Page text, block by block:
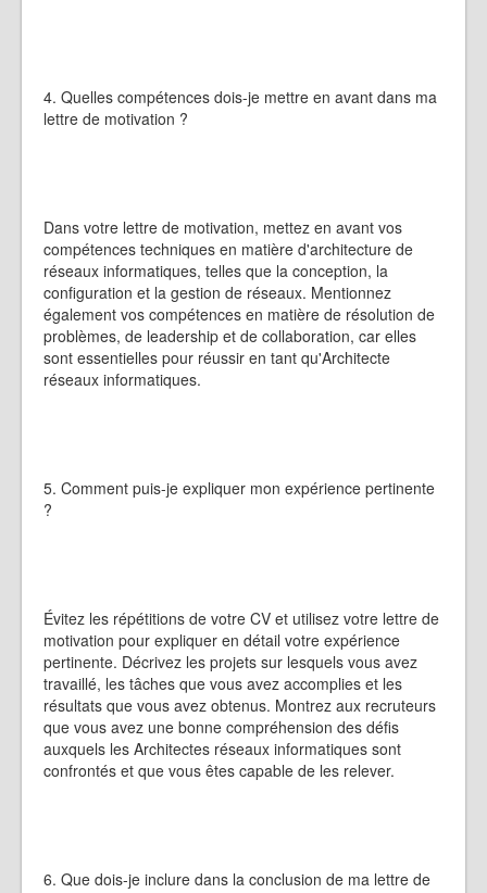
4. Quelles compétences dois-je mettre en avant dans ma
lettre de motivation ?
Dans votre lettre de motivation, mettez en avant vos
compétences techniques en matière d'architecture de
réseaux informatiques, telles que la conception, la
configuration et la gestion de réseaux. Mentionnez
également vos compétences en matière de résolution de
problèmes, de leadership et de collaboration, car elles
sont essentielles pour réussir en tant qu'Architecte
réseaux informatiques.
5. Comment puis-je expliquer mon expérience pertinente
?
Évitez les répétitions de votre CV et utilisez votre lettre de
motivation pour expliquer en détail votre expérience
pertinente. Décrivez les projets sur lesquels vous avez
travaillé, les tâches que vous avez accomplies et les
résultats que vous avez obtenus. Montrez aux recruteurs
que vous avez une bonne compréhension des défis
auxquels les Architectes réseaux informatiques sont
confrontés et que vous êtes capable de les relever.
6. Que dois-je inclure dans la conclusion de ma lettre de